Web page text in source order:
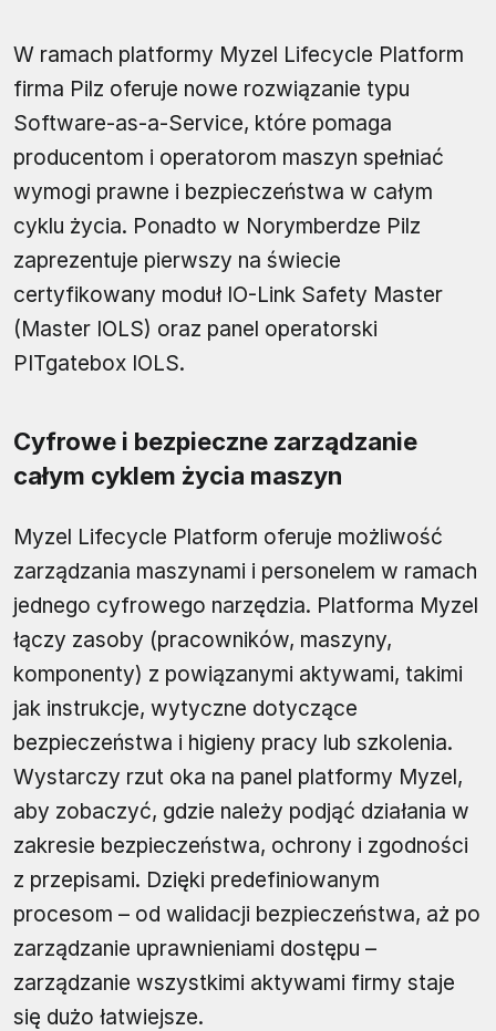
W ramach platformy Myzel Lifecycle Platform
firma Pilz oferuje nowe rozwiązanie typu
Software-as-a-Service, które pomaga
producentom i operatorom maszyn spełniać
wymogi prawne i bezpieczeństwa w całym
cyklu życia. Ponadto w Norymberdze Pilz
zaprezentuje pierwszy na świecie
certyfikowany moduł IO-Link Safety Master
(Master IOLS) oraz panel operatorski
PITgatebox IOLS.
Cyfrowe i bezpieczne zarządzanie
całym cyklem życia maszyn
Myzel Lifecycle Platform oferuje możliwość
zarządzania maszynami i personelem w ramach
jednego cyfrowego narzędzia. Platforma Myzel
łączy zasoby (pracowników, maszyny,
komponenty) z powiązanymi aktywami, takimi
jak instrukcje, wytyczne dotyczące
bezpieczeństwa i higieny pracy lub szkolenia.
Wystarczy rzut oka na panel platformy Myzel,
aby zobaczyć, gdzie należy podjąć działania w
zakresie bezpieczeństwa, ochrony i zgodności
z przepisami. Dzięki predefiniowanym
procesom – od walidacji bezpieczeństwa, aż po
zarządzanie uprawnieniami dostępu –
zarządzanie wszystkimi aktywami firmy staje
się dużo łatwiejsze.